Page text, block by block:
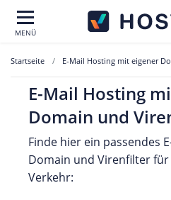
MENÜ
Startseite E-Mail Hosting mit eigener
E-Mail Hosting
Domain und
Finde hier ein passendes
Domain und Virenfilter für
Verkehr: